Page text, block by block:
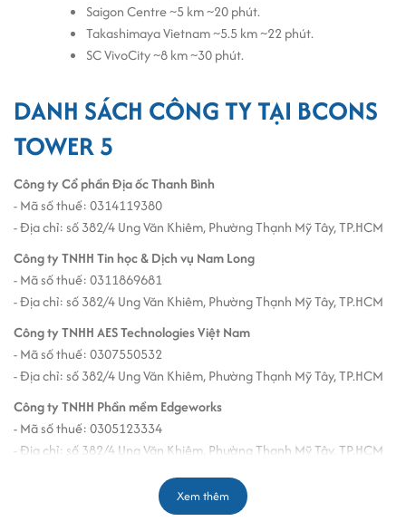
Saigon Centre ~5 km ~20 phút.
Takashimaya Vietnam ~5.5 km ~22 phút.
SC VivoCity ~8 km ~30 phút.
DANH SÁCH CÔNG TY TẠI BCONS
TOWER 5
Công ty Cổ phần Địa ốc Thanh Bình
- Mã số thuế: 0314119380
- Địa chỉ: số 382/4 Ung Văn Khiêm, Phường Thạnh Mỹ Tây, TP.HCM
Công ty TNHH Tin học & Dịch vụ Nam Long
- Mã số thuế: 0311869681
- Địa chỉ: số 382/4 Ung Văn Khiêm, Phường Thạnh Mỹ Tây, TP.HCM
Công ty TNHH AES Technologies Việt Nam
- Mã số thuế: 0307550532
- Địa chỉ: số 382/4 Ung Văn Khiêm, Phường Thạnh Mỹ Tây, TP.HCM
Công ty TNHH Phần mềm Edgeworks
- Mã số thuế: 0305123334
- Địa chỉ: số 382/4 Ung Văn Khiêm, Phường Thạnh Mỹ Tây, TP.HCM
Công ty Cổ phần Axis Group
- Mã số thuế: 03022873346
Xem thêm